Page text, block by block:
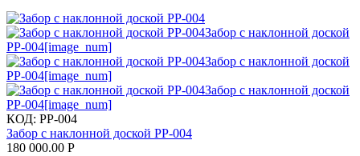
КОД: PP-004
Забор с наклонной доской PP-004
180 000.00 Р